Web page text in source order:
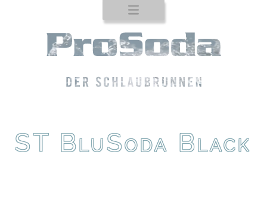
Startseite
Produkte
Standgeräte
Einbaugeräte
ST BluSoda Black